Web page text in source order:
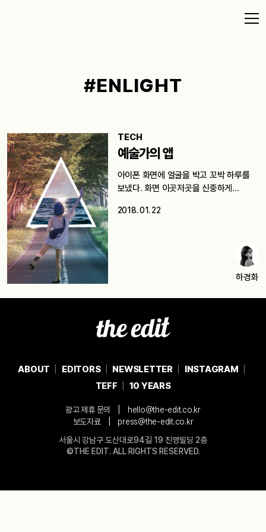
#ENLIGHT
TECH
예술가의 앱
아이폰 화면에 얼굴을 박고 꼬박 하루를
보냈다. 화면 이곳저곳을 신중하게…
2018. 01. 22
하경화
ABOUT EDITORS NEWSLETTER
INSTAGRAM
TEFF
10 YEARS
광고 제휴 문의
hello@the-edit.co.kr
보도자료
press@the-edit.co.kr
서울시 강남구 도산대로94길 19 진영빌딩 2층
©THE EDIT. ALL RIGHTS RESERVED.